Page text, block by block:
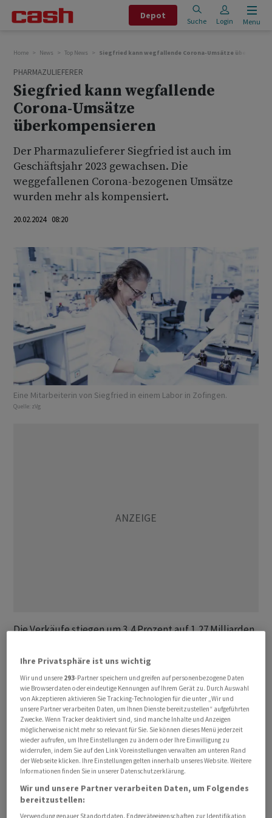
Depot
Suche Login Menu
Home News Top News Siegfried kann wegfallende Corona-Umsätze
PHARMAZULIEFERER
Siegfried kann wegfallende
Corona-Umsätze
überkompensieren
Der Pharmazulieferer Siegfried ist auch im
Geschäftsjahr 2023 gewachsen. Die
weggefallenen Corona-bezogenen Umsätze
wurden mehr als kompensiert.
20.02.2024 08:20
Eine Mitarbeiterin von Siegfried in einem Labor in Zofingen.
Quelle: zVg
Die Verkäufe stiegen um 3,4 Prozent auf 1,27 Milliarden
Der Gegenwind von der Währungsseite war relativ stark:
In Lokalwährungen gerechnet wäreSiegfriedum 6,3
Prozent gewachsen.
Damit habeSiegfrieddas auslaufende
Impfstoffgeschäft nicht nur ausgeglichen, sondern
überkompensiert, hielt das Unternehmen im
Communiqué fest. Drug Products, hier ist die
Herstellung von Tabletten und die sterile Abfüllung
von Arzneimitteln angesiedelt, sei etwa ohne Impfstoffe
im mittleren bis hohen einstelligen Prozentbereich
Ihre Privatsphäre ist uns wichtig
Wir und unsere 293-Partner speichern und greifen auf personenbezogene Daten
wie Browserdaten oder eindeutige Kennungen auf Ihrem Gerät zu. Durch Auswahl
von Akzeptieren aktivieren Sie Tracking-Technologien für die unter „Wir und
unsere Partner verarbeiten Daten, um Ihnen Dienste bereitzustellen“ aufgeführten
Zwecke. Wenn Tracker deaktiviert sind, sind manche Inhalte und Anzeigen
möglicherweise nicht mehr so relevant für Sie. Sie können dieses Menü jederzeit
wieder aufrufen, um Ihre Einstellungen zu ändern oder Ihre Einwilligung zu
widerrufen, indem Sie auf den Link Voreinstellungen verwalten am unteren Rand
der Webseite klicken. Ihre Einstellungen gelten innerhalb unseres Website. Weitere
Informationen finden Sie in unserer Datenschutzerklärung.
Wir und unsere Partner verarbeiten Daten, um Folgendes
bereitzustellen:
Verwendung genauer Standortdaten. Endgeräteeigenschaften zur Identifikation